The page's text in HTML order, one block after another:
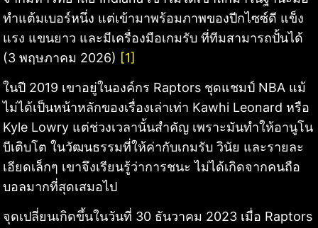
ทำแต้มเบอร์หนึ่ง แต่เข้ามาพร้อมภาพของปีกไซซ์ดี แข็ง
แรง แขนยาว และมีเครื่องมือเกมรับ ที่ทีมสามารถปั้นได้
(3 พฤษภาคม 2026) [1]
ในปี 2019 เขาอยู่ในองค์กร Raptors ชุดแชมป์ NBA แม้
ไม่ได้เป็นหน้าหลักของเรื่องเล่าเท่า Kawhi Leonard หรือ
Kyle Lowry แต่ช่วงเวลานั้นสำคัญ เพราะมันทำให้อานูโน
บีเติบโต ในวัฒนธรรมที่ให้ค่ากับเกมรับ วินัย และรายละ
เอียดเล็กๆ เขาจึงเรียนรู้ว่าการชนะ ไม่ได้เกิดจากคนถือ
บอลมากที่สุดเสมอไป
จุดเปลี่ยนเกิดขึ้นในวันที่ 30 ธันวาคม 2023 เมื่อ Raptors